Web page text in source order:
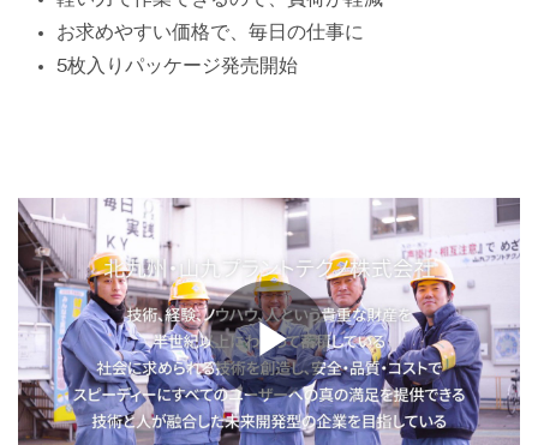
お求めやすい価格で、毎日の仕事に
5枚入りパッケージ発売開始
Play